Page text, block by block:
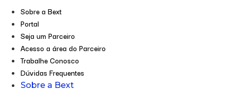
Sobre a Bext
Portal
Seja um Parceiro
Acesso a área do Parceiro
Trabalhe Conosco
Dúvidas Frequentes
Sobre a Bext